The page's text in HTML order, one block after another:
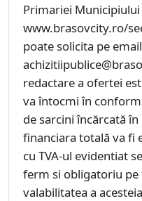
Primariei
www.brasovcity.ro/
poate solicita pe
redactare a ofertei
va întocmi în
de sarcini încărcată
financiara totală va fi
cu TVA-ul evidentiat
ferm si obligatoriu pe
valabilitatea a